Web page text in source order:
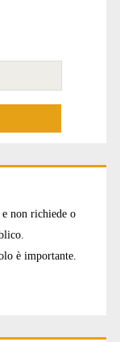
non richiede o
è importante.